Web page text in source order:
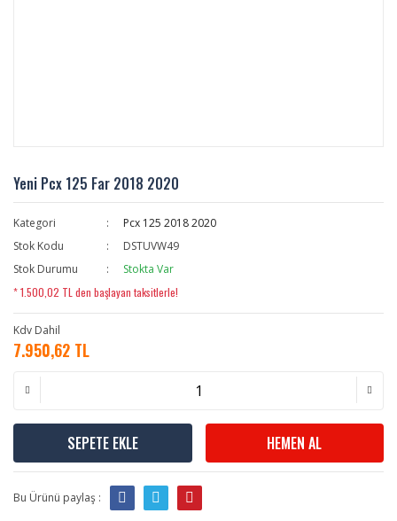
Yeni Pcx 125 Far 2018 2020
Kategori
Pcx 125 2018 2020
Stok Kodu
DSTUVW49
Stok Durumu
Stokta Var
* 1.500,02 TL den başlayan taksitlerle!
Kdv Dahil
7.950,62 TL
SEPETE EKLE HEMEN AL
Bu Ürünü paylaş :